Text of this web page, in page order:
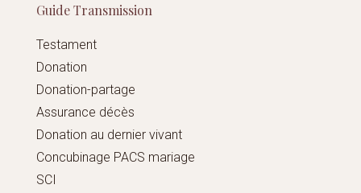
Guide Transmission
Testament
Donation
Donation-partage
Assurance décès
Donation au dernier vivant
Concubinage PACS mariage
SCI